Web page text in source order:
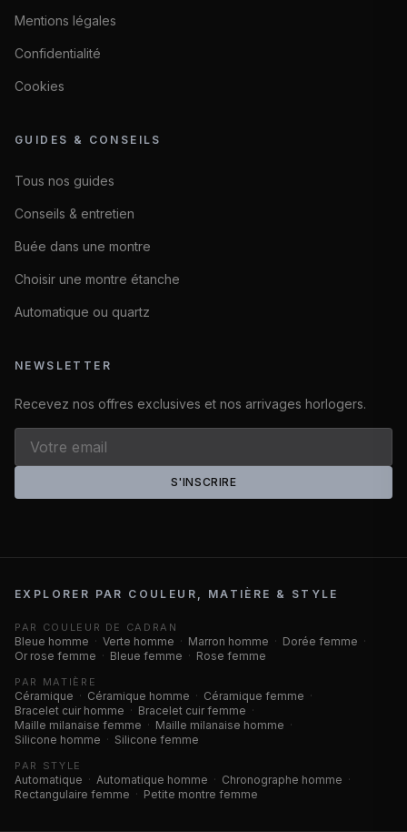
Mentions légales
Confidentialité
Cookies
GUIDES & CONSEILS
Tous nos guides
Conseils & entretien
Buée dans une montre
Choisir une montre étanche
Automatique ou quartz
NEWSLETTER
Recevez nos offres exclusives et nos arrivages horlogers.
S'INSCRIRE
EXPLORER PAR COULEUR, MATIÈRE & STYLE
PAR COULEUR DE CADRAN
Bleue homme · Verte homme · Marron homme · Dorée femme ·
Or rose femme · Bleue femme · Rose femme
PAR MATIÈRE
Céramique · Céramique homme · Céramique femme ·
Bracelet cuir homme · Bracelet cuir femme ·
Maille milanaise femme · Maille milanaise homme ·
Silicone homme · Silicone femme
PAR STYLE
Automatique · Automatique homme · Chronographe homme ·
Rectangulaire femme · Petite montre femme